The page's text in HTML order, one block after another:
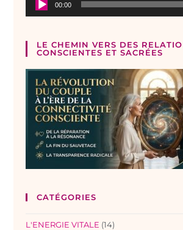
00:00
LE CHEMIN VERS DES
CONSCIENTES ET SACRÉES
CATÉGORIES
L'ENERGIE VITALE (14)